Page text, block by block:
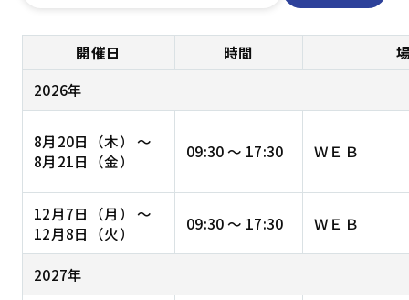
開催日 時間
2026年
8月20日（木） 〜
8月21日（金）
09:30 ～ 17:30 ＷＥＢ
12月7日（月） 〜
12月8日（火）
09:30 ～ 17:30 ＷＥＢ
2027年